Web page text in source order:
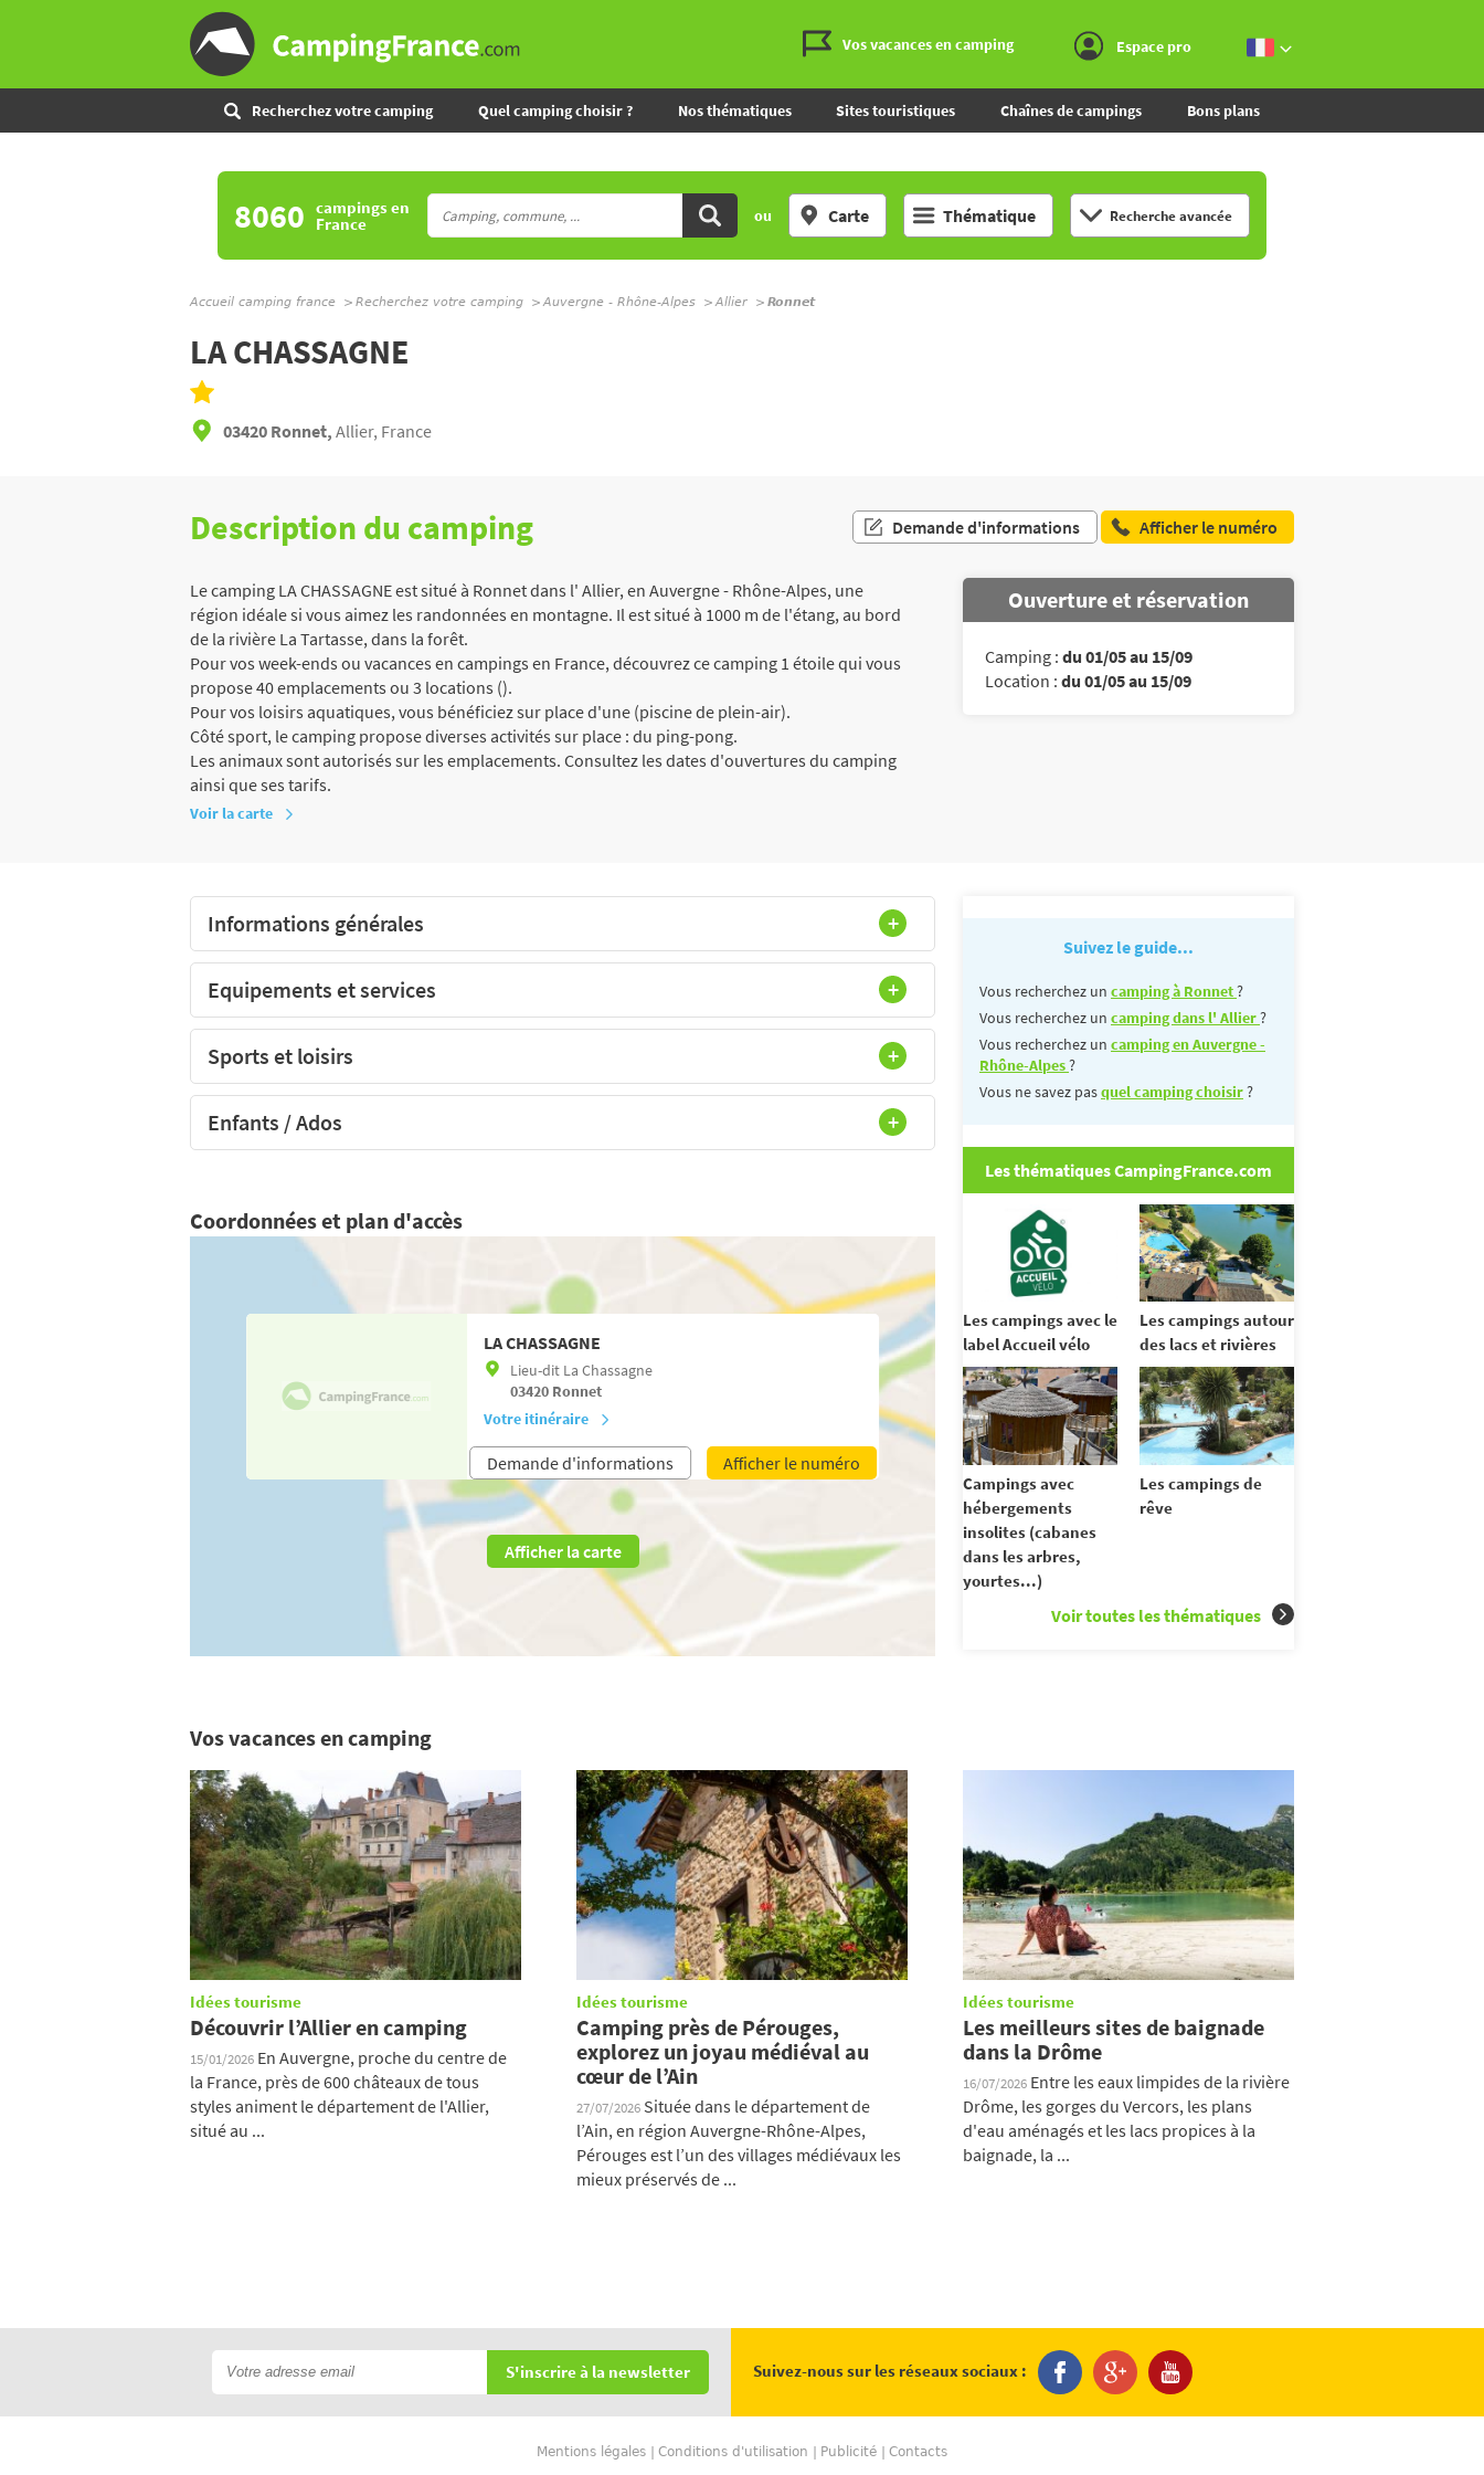
Vos vacances en camping Espace pro
Recherchez votre camping Quel camping choisir ? Nos thématiques Sites touristiques Chaînes de campings Bons plans
8060 campingsen
France ou Carte Thématique Recherche avancée
Accueil camping france Recherchez votre camping Auvergne - Rhône-Alpes Allier Ronnet
LA CHASSAGNE
03420 Ronnet, Allier, France
Description du camping Demande d'informations Afficher le numéro
Le camping LA CHASSAGNE est situé à Ronnet dans l' Allier, en Auvergne - Rhône-Alpes, une
région idéale si vous aimez les randonnées en montagne. Il est situé à 1000 m de l'étang, au bord
de la rivière La Tartasse, dans la forêt.
Pour vos week-ends ou vacances en campings en France, découvrez ce camping 1 étoile qui vous
propose 40 emplacements ou 3 locations ().
Pour vos loisirs aquatiques, vous bénéficiez sur place d'une (piscine de plein-air).
Côté sport, le camping propose diverses activités sur place : du ping-pong.
Les animaux sont autorisés sur les emplacements. Consultez les dates d'ouvertures du camping
ainsi que ses tarifs.
Ouverture et réservation
Camping : du 01/05 au 15/09
Location : du 01/05 au 15/09
Voir la carte
Informations générales
Equipements et services
Sports et loisirs
Enfants / Ados
Coordonnées et plan d'accès
LA CHASSAGNE
Lieu-dit La Chassagne
03420 Ronnet
Votre itinéraire
Demande d'informations Afficher le numéro
Afficher la carte
Suivez le guide...
Vous recherchez un camping à Ronnet?
Vous recherchez un camping dans l' Allier?
Vous recherchez un camping en Auvergne -
Rhône-Alpes?
Vous ne savez pasquel camping choisir?
Les thématiques CampingFrance.com
Les campings avec le
label Accueil vélo
Les campings autour
des lacs et rivières
Campings avec
hébergements
insolites (cabanes
dans les arbres,
yourtes...)
Les campings de
rêve
Voir toutes les thématiques
Vos vacances en camping
Idées tourisme
Découvrir l’Allier en camping
15/01/2026 En Auvergne, proche du centre de
la France, près de 600 châteaux de tous
styles animent le département de l'Allier,
situé au ...
Idées tourisme
Camping près de Pérouges,
explorez un joyau médiéval au
cœur de l’Ain
27/07/2026 Située dans le département de
l’Ain, en région Auvergne-Rhône-Alpes,
Pérouges est l’un des villages médiévaux les
mieux préservés de ...
Idées tourisme
Les meilleurs sites de baignade
dans la Drôme
16/07/2026 Entre les eaux limpides de la rivière
Drôme, les gorges du Vercors, les plans
d'eau aménagés et les lacs propices à la
baignade, la ...
S'inscrire à la newsletter Suivez-nous sur les réseaux sociaux :
Mentions légales Conditions d'utilisation Publicité Contacts